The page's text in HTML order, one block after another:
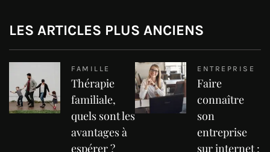
LES ARTICLES PLUS ANCIENS
FAMILLE
Thérapie
familiale,
quels sont les
avantages à
espérer ?
ENTREPRISE
Faire
connaître
son
entreprise
sur internet :